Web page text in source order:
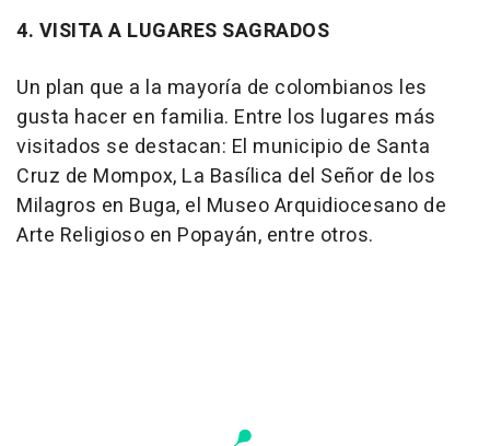
4. VISITA A LUGARES SAGRADOS
Un plan que a la mayoría de colombianos les
gusta hacer en familia. Entre los lugares más
visitados se destacan: El municipio de Santa
Cruz de Mompox, La Basílica del Señor de los
Milagros en Buga, el Museo Arquidiocesano de
Arte Religioso en Popayán, entre otros.